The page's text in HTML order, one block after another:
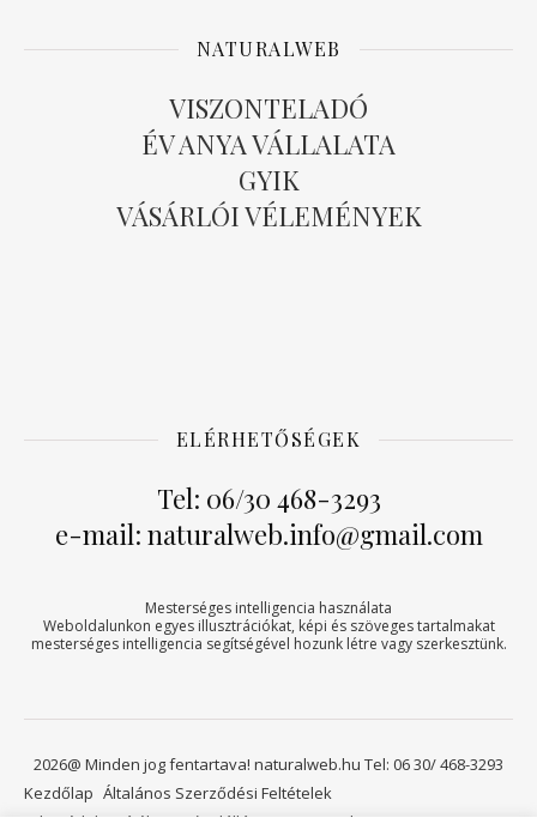
NATURALWEB
VISZONTELADÓ
ÉV ANYA VÁLLALATA
GYIK
VÁSÁRLÓI VÉLEMÉNYEK
ELÉRHETŐSÉGEK
Tel: 06/30 468-3293
e-mail: naturalweb.info@gmail.com
Mesterséges intelligencia használata
Weboldalunkon egyes illusztrációkat, képi és szöveges tartalmakat
mesterséges intelligencia segítségével hozunk létre vagy szerkesztünk.
2026@ Minden jog fentartava! naturalweb.hu Tel: 06 30/ 468-3293
Kezdőlap Általános Szerződési Feltételek
Adatvédelmi tájékoztató
Elállási jog Kapcsolat